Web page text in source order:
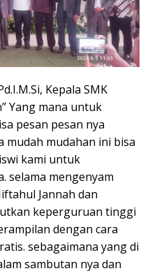
Kepala SMK
Yang mana untuk
pesan pesan nya
mudahan ini bisa
kami untuk
selama mengenyam
Jannah dan
keperguruan tinggi
dengan cara
sebagaimana yang di
sambutan nya dan